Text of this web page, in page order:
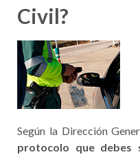
Civil?
Según la Dirección
protocolo que debes